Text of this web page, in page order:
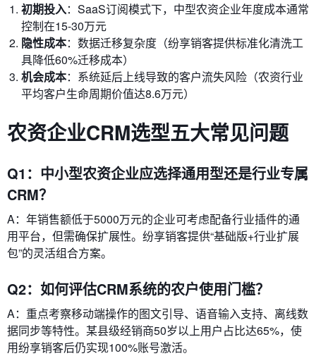
初期投入：SaaS订阅模式下，中型农资企业年度成本通常
控制在15-30万元
隐性成本：数据迁移复杂度（纷享销客提供标准化清洗工
具降低60%迁移成本）
机会成本：系统延后上线导致的客户流失风险（农资行业
平均客户生命周期价值达8.6万元）
农资企业CRM选型五大常见问题
Q1：中小型农资企业应选择通用型还是行业专属
CRM？
A：年销售额低于5000万元的企业可考虑配备行业插件的通
用平台，但需确保扩展性。纷享销客提供“基础版+行业扩展
包”的灵活组合方案。
Q2：如何评估CRM系统的农户使用门槛？
A：重点考察移动端操作的图文引导、语音输入支持、离线数
据同步等特性。某县级经销商50岁以上用户占比达65%，使
用纷享销客后仍实现100%账号激活。